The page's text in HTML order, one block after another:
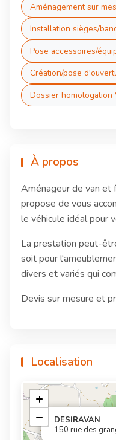
Aménagement sur
Installation sièges/
Pose accessoires/
Création/pose
Dossier homologation
À propos
Aménageur de van et
propose de vous
le véhicule idéal pour
La prestation peut-
soit pour
divers et variés qui
Devis sur mesure et
Localisation
DESIRAVAN
150 rue des
+
−